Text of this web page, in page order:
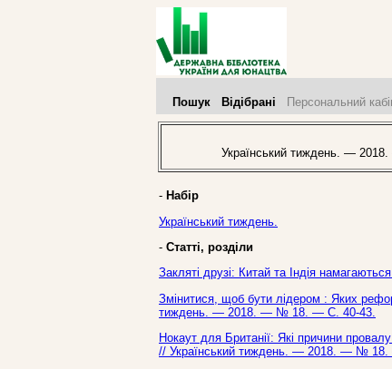
Пошук Відібрані Персональний
Український тиждень. —
- Набір
Український тиждень.
- Статті, розділи
Закляті друзі: Китай та Індія
Змінитися, щоб бути лідером : Яких
тиждень. — 2018. — № 18. — С. 40-43.
Нокаут для Британії: Які причини
// Український тиждень. — 2018. — № 18.